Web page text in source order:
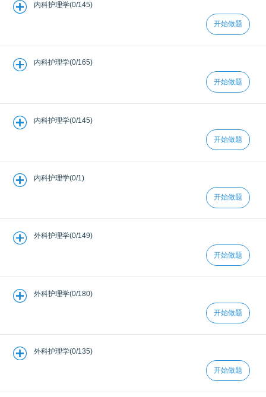
内科护理学(0/145)
开始做题
内科护理学(0/165)
开始做题
内科护理学(0/145)
开始做题
内科护理学(0/1)
开始做题
外科护理学(0/149)
开始做题
外科护理学(0/180)
开始做题
外科护理学(0/135)
开始做题